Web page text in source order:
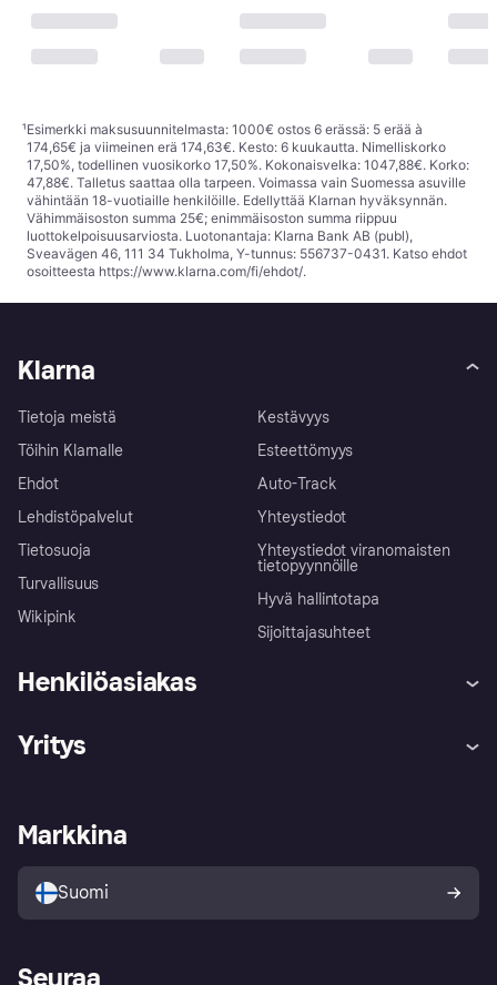
¹Esimerkki maksusuunnitelmasta: 1000€ ostos 6 erässä: 5 erää à
174,65€ ja viimeinen erä 174,63€. Kesto: 6 kuukautta. Nimelliskorko
17,50%, todellinen vuosikorko 17,50%. Kokonaisvelka: 1047,88€. Korko:
47,88€. Talletus saattaa olla tarpeen. Voimassa vain Suomessa asuville
vähintään 18-vuotiaille henkilöille. Edellyttää Klarnan hyväksynnän.
Vähimmäisoston summa 25€; enimmäisoston summa riippuu
luottokelpoisuusarviosta. Luotonantaja: Klarna Bank AB (publ),
Sveavägen 46, 111 34 Tukholma, Y-tunnus: 556737-0431. Katso ehdot
osoitteesta https://www.klarna.com/fi/ehdot/.
Klarna
Tietoja meistä
Töihin Klarnalle
Ehdot
Lehdistöpalvelut
Tietosuoja
Turvallisuus
Wikipink
Kestävyys
Esteettömyys
Auto-Track
Yhteystiedot
Yhteystiedot viranomaisten
tietopyynnöille
Hyvä hallintotapa
Sijoittajasuhteet
Henkilöasiakas
Kirjaudu sisään
Tutustu kauppoihin
Ostajan turva
Yritys
Kirjaudu sisään yrityksenä
Markkina
Suomi
Seuraa